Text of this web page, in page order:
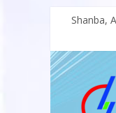
content
Shanba,